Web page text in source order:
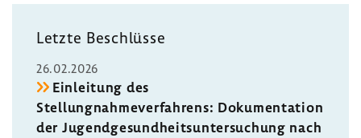
Letzte Beschlüsse
26.02.2026
Einleitung des
Stellungnahmeverfahrens: Dokumentation
der Jugendgesundheitsuntersuchung nach